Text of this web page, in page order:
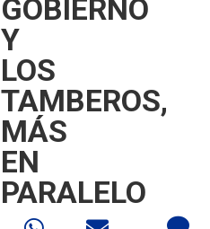
GOBIERNO
Y
LOS
TAMBEROS,
MÁS
EN
PARALELO